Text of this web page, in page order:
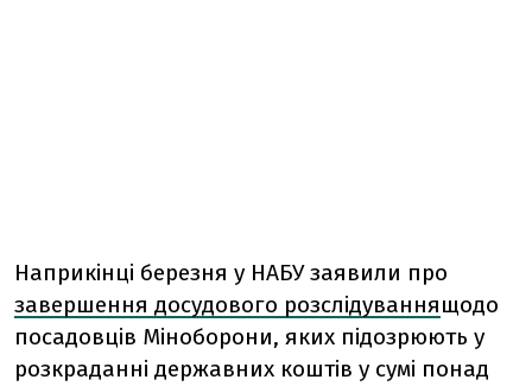
Наприкінці березня у НАБУ заявили про
завершення досудового розслідуваннящодо
посадовців Міноборони, яких підозрюють у
розкраданні державних коштів у сумі понад